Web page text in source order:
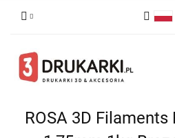
English
ROSA 3D